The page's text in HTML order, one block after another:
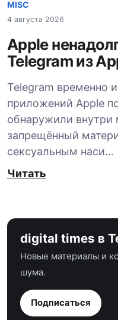
MISC
4 августа 2026
Apple
Telegram из
Telegram временно
приложений Apple
обнаружили внутри
запрещённый
сексуальным наси…
Читать
digital times в
Новые материалы и
шума.
Подписаться